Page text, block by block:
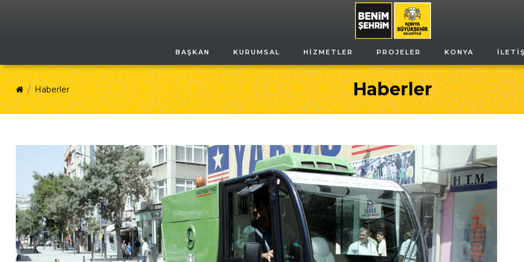
BAŞKAN KURUMSAL HIZMETLER PROJELER KONYA
Haberler
Haberler